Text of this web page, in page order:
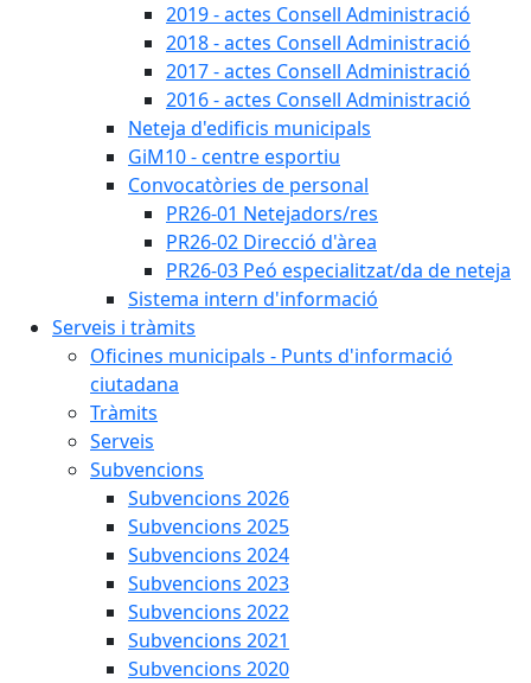
2019 - actes Consell Administració
2018 - actes Consell Administració
2017 - actes Consell Administració
2016 - actes Consell Administració
Neteja d'edificis municipals
GiM10 - centre esportiu
Convocatòries de personal
PR26-01 Netejadors/res
PR26-02 Direcció d'àrea
PR26-03 Peó especialitzat/da de neteja
Sistema intern d'informació
Serveis i tràmits
Oficines municipals - Punts d'informació
ciutadana
Tràmits
Serveis
Subvencions
Subvencions 2026
Subvencions 2025
Subvencions 2024
Subvencions 2023
Subvencions 2022
Subvencions 2021
Subvencions 2020